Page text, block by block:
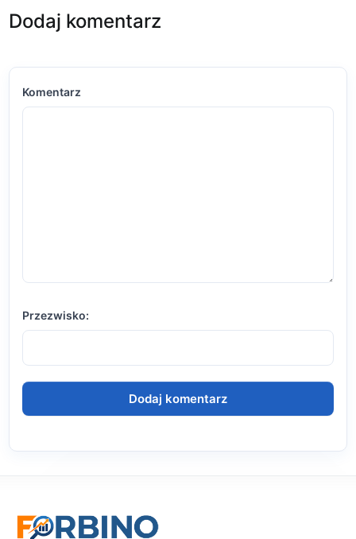
Dodaj komentarz
Komentarz
Przezwisko: